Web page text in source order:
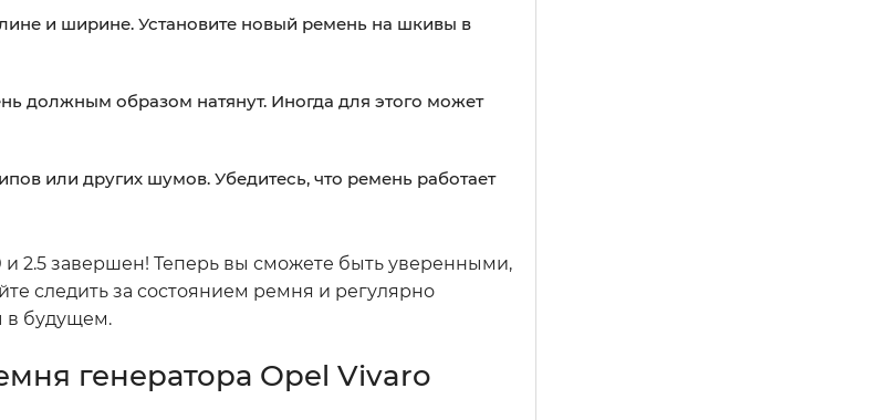
и ширине. Установите новый ремень на шкивы в
должным образом натянут. Иногда для этого может
или других шумов. Убедитесь, что ремень работает
и 2.5 завершен! Теперь вы сможете быть уверенными,
следить за состоянием ремня и регулярно
в будущем.
генератора Opel Vivaro